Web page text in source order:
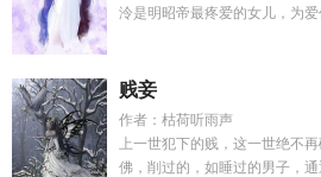
泠是明昭帝最疼爱的女儿，为
贱妾
作者：枯荷听雨声
上一世犯下的贱，这一世绝不
佛，削过的，如睡过的男子，